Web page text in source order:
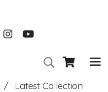
Latest Collection